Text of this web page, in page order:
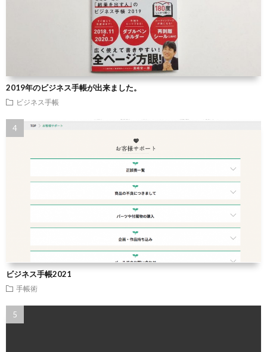
2019年のビジネス手帳が出来ました。
ビジネス手帳
ビジネス手帳2021
手帳術